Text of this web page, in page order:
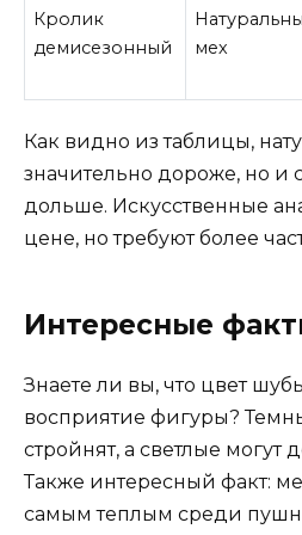
Кролик
демисезонный
мех
Как видно из таблицы,
значительно дороже, но и
дольше. Искусственные
цене, но требуют более
Интересные
Знаете ли вы, что цвет
восприятие фигуры?
стройнят, а светлые могут
Также интересный факт:
самым теплым среди